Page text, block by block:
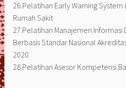
26.Pelatihan Early Warning System
Rumah Sakit
27.Pelatihan Manajemen Informasi
Berbasis Standar Nasional
2020
28.Pelatihan Asesor Kompetensi